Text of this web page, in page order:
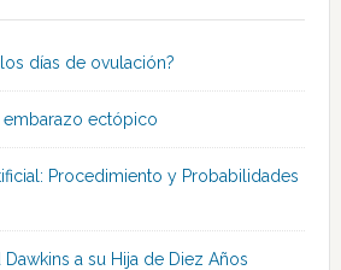
días de ovulación?
embarazo ectópico
Procedimiento y Probabilidades
Dawkins a su Hija de Diez Años